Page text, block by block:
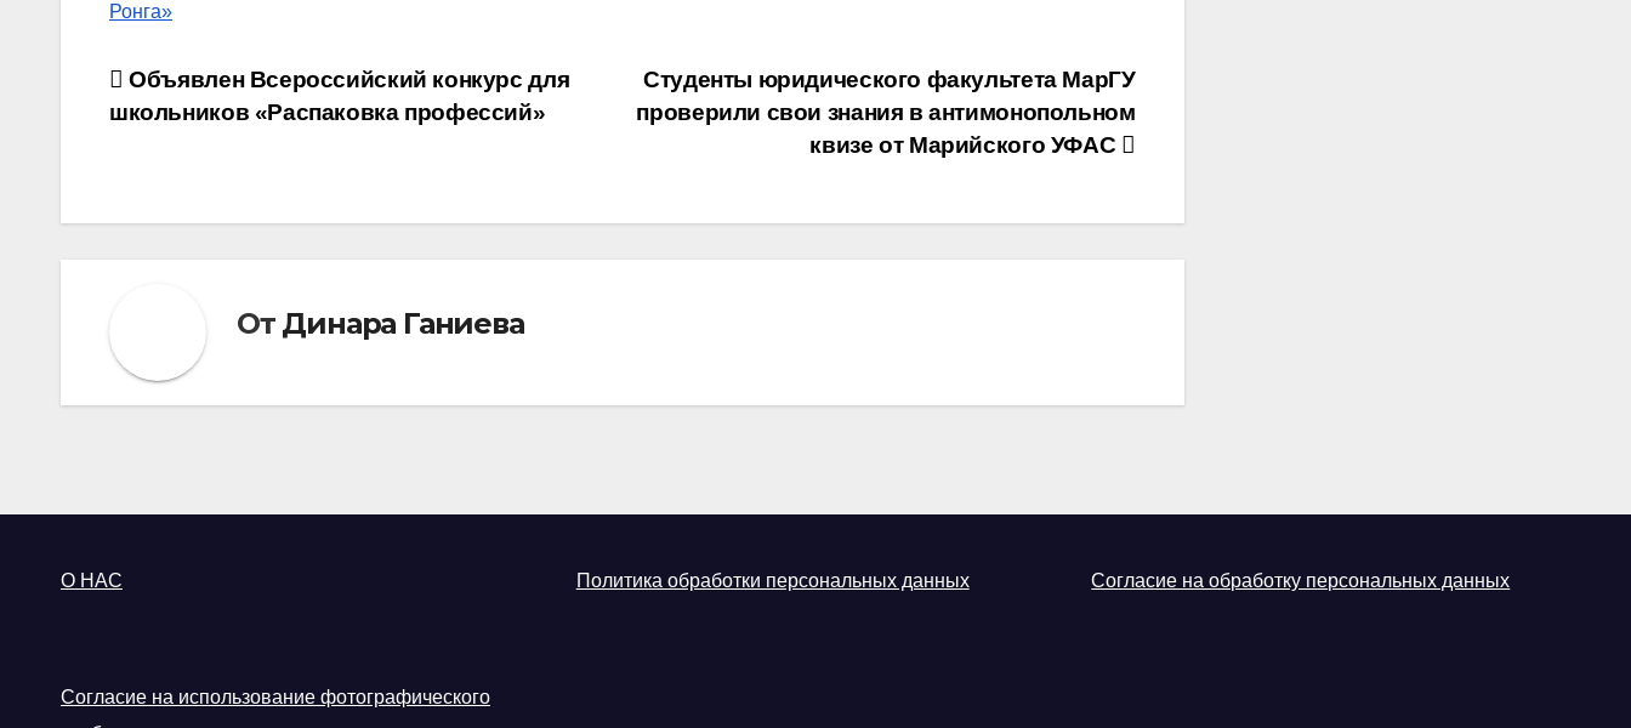
Ронга»
Навигация
Студенты юридического факультета МарГУ
проверили свои знания в антимонопольном
квизе от Марийского УФАС
Объявлен Всероссийский конкурс для
школьников «Распаковка профессий»
От Динара Ганиева
О НАС Политика обработки персональных данных Согласие на обработку персональных данных
Согласие на использование фотографического